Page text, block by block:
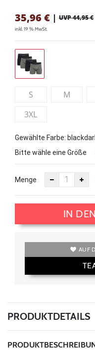
35,96 € | UVP 44,95 €
inkl. 19 % MwSt.
S M
3XL
Gewählte Farbe:
Bitte wähle eine Größe
Menge
IN
AUF
PRODUKTDETAILS